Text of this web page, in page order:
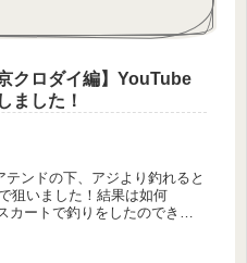
京クロダイ編】YouTube
ました！
ンドの下、アジより釣れると
狙いました！結果は如何
ートで釣りをしたのできつ